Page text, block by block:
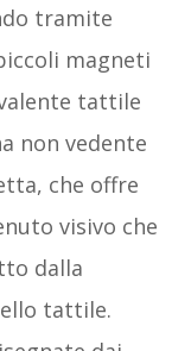
tramite
magneti
tattile
non vedente
che offre
visivo che
dalla
tattile.